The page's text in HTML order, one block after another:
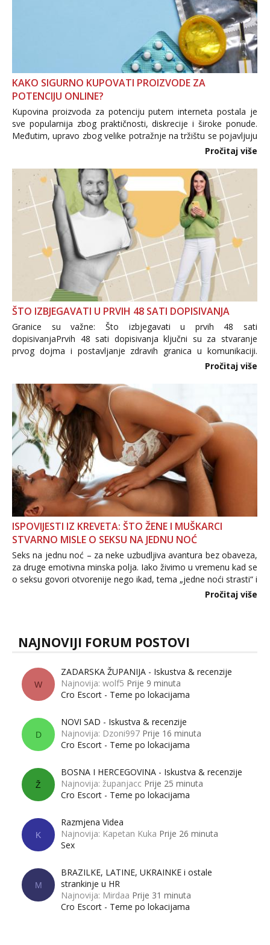
KAKO SIGURNO KUPOVATI PROIZVODE ZA
POTENCIJU ONLINE?
Kupovina proizvoda za potenciju putem interneta postala je
sve popularnija zbog praktičnosti, diskrecije i široke ponude.
Međutim, upravo zbog velike potražnje na tržištu se pojavljuju
i brojni krivotvoreni proizvodi, nepouzdane internetske
Pročitaj više
ŠTO IZBJEGAVATI U PRVIH 48 SATI DOPISIVANJA
Granice su važne: Što izbjegavati u prvih 48 sati
dopisivanjaPrvih 48 sati dopisivanja ključni su za stvaranje
prvog dojma i postavljanje zdravih granica u komunikaciji.
Važno je izbjeći prebrzo otkrivanje osobnih ili intimnih
informacija, jer nepoznata osoba još nije zaslužila to
povjerenje. Takođe...
Pročitaj više
ISPOVIJESTI IZ KREVETA: ŠTO ŽENE I MUŠKARCI
STVARNO MISLE O SEKSU NA JEDNU NOĆ
Seks na jednu noć – za neke uzbudljiva avantura bez obaveza,
za druge emotivna minska polja. Iako živimo u vremenu kad se
o seksu govori otvorenije nego ikad, tema „jedne noći strasti“ i
dalje izaziva burne rasprave. Što zapravo misle žene, a što
Pročitaj više
NAJNOVIJI FORUM POSTOVI
W
ZADARSKA ŽUPANIJA - Iskustva & recenzije
Najnovija: wolf5 Prije 9 minuta
Cro Escort - Teme po lokacijama
D
NOVI SAD - Iskustva & recenzije
Najnovija: Dzoni997 Prije 16 minuta
Cro Escort - Teme po lokacijama
Ž
BOSNA I HERCEGOVINA - Iskustva & recenzije
Najnovija: županjacc Prije 25 minuta
Cro Escort - Teme po lokacijama
K
Razmjena Videa
Najnovija: Kapetan Kuka Prije 26 minuta
Sex
M
BRAZILKE, LATINE, UKRAINKE i ostale
strankinje u HR
Najnovija: Mirdaa Prije 31 minuta
Cro Escort - Teme po lokacijama